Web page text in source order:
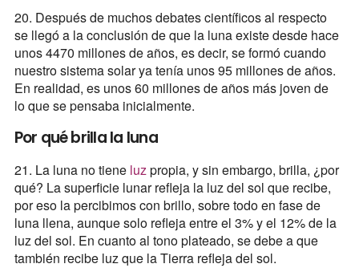
20. Después de muchos debates científicos al respecto
se llegó a la conclusión de que la luna existe desde hace
unos 4470 millones de años, es decir, se formó cuando
nuestro sistema solar ya tenía unos 95 millones de años.
En realidad, es unos 60 millones de años más joven de
lo que se pensaba inicialmente.
Por qué brilla la luna
21. La luna no tiene luzpropia, y sin embargo, brilla, ¿por
qué? La superficie lunar refleja la luz del sol que recibe,
por eso la percibimos con brillo, sobre todo en fase de
luna llena, aunque solo refleja entre el 3% y el 12% de la
luz del sol. En cuanto al tono plateado, se debe a que
también recibe luz que la Tierra refleja del sol.